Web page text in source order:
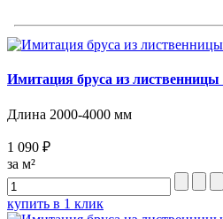
Имитация бруса из
Длина 2000-4000 мм
1 090 ₽
за м²
купить в 1 клик